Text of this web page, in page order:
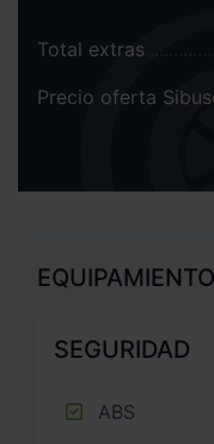
Total extras
Precio oferta
SEGURIDAD
ABS